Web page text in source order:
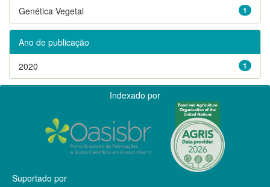
1
Genética Vegetal
Ano de publicação
1
2020
Indexado por
Suportado por